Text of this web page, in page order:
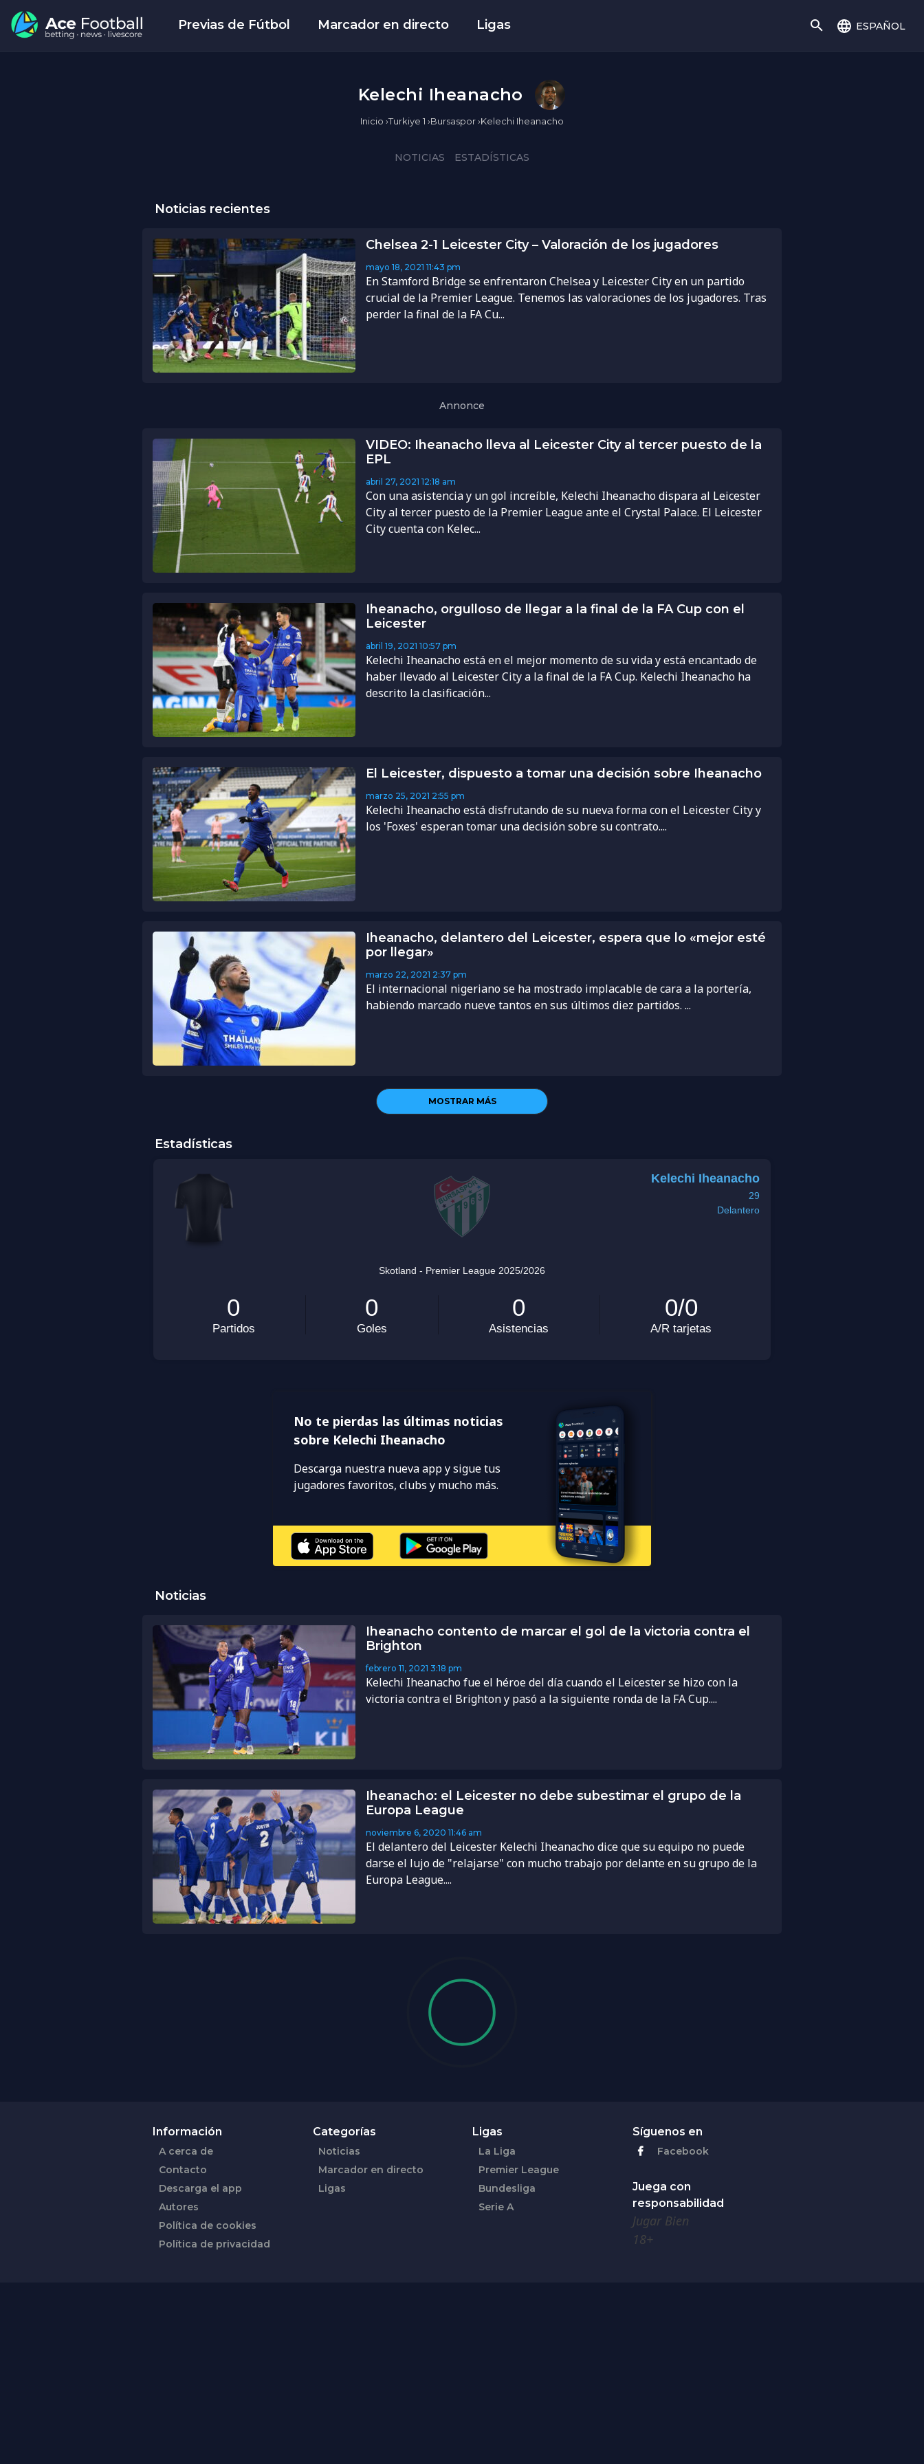
Previas de Fútbol Marcador en directo Ligas español
Kelechi Iheanacho
Inicio ›Turkiye 1 ›Bursaspor›Kelechi Iheanacho
NOTICIAS ESTADÍSTICAS
Noticias recientes
Chelsea 2-1 Leicester City – Valoración de los jugadores
mayo 18, 2021 11:43 pm
En Stamford Bridge se enfrentaron Chelsea y Leicester City en un partido
crucial de la Premier League. Tenemos las valoraciones de los jugadores. Tras
perder la final de la FA Cu...
Annonce
VIDEO: Iheanacho lleva al Leicester City al tercer puesto de la
EPL
abril 27, 2021 12:18 am
Con una asistencia y un gol increíble, Kelechi Iheanacho dispara al Leicester
City al tercer puesto de la Premier League ante el Crystal Palace. El Leicester
City cuenta con Kelec...
Iheanacho, orgulloso de llegar a la final de la FA Cup con el
Leicester
abril 19, 2021 10:57 pm
Kelechi Iheanacho está en el mejor momento de su vida y está encantado de
haber llevado al Leicester City a la final de la FA Cup. Kelechi Iheanacho ha
descrito la clasificación...
El Leicester, dispuesto a tomar una decisión sobre Iheanacho
marzo 25, 2021 2:55 pm
Kelechi Iheanacho está disfrutando de su nueva forma con el Leicester City y
los 'Foxes' esperan tomar una decisión sobre su contrato....
Iheanacho, delantero del Leicester, espera que lo «mejor esté
por llegar»
marzo 22, 2021 2:37 pm
El internacional nigeriano se ha mostrado implacable de cara a la portería,
habiendo marcado nueve tantos en sus últimos diez partidos. ...
MOSTRAR MÁS
Estadísticas
No te pierdas las últimas noticias
sobre Kelechi Iheanacho
Descarga nuestra nueva app y sigue tus
jugadores favoritos, clubs y mucho más.
Noticias
Iheanacho contento de marcar el gol de la victoria contra el
Brighton
febrero 11, 2021 3:18 pm
Kelechi Iheanacho fue el héroe del día cuando el Leicester se hizo con la
victoria contra el Brighton y pasó a la siguiente ronda de la FA Cup....
Iheanacho: el Leicester no debe subestimar el grupo de la
Europa League
noviembre 6, 2020 11:46 am
El delantero del Leicester Kelechi Iheanacho dice que su equipo no puede
darse el lujo de "relajarse" con mucho trabajo por delante en su grupo de la
Europa League....
Información
A cerca de
Contacto
Descarga el app
Autores
Política de cookies
Política de privacidad
Categorías
Noticias
Marcador en directo
Ligas
Ligas
La Liga
Premier League
Bundesliga
Serie A
Síguenos en
Facebook
Juega con
responsabilidad
Jugar Bien
18+